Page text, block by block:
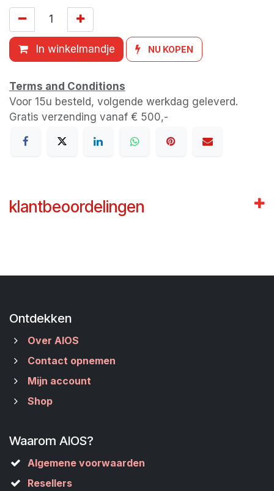
In winkelmandje NU KOPEN
Terms and Conditions
Voor 15u besteld, volgende werkdag geleverd.
Gratis verzending vanaf € 500,-
klantbeoordelingen
Ontdekken
Over AIOS
Contact opnemen
Mijn account
Shop
Waarom AIOS?
Algemene voorwaarden
Resellers